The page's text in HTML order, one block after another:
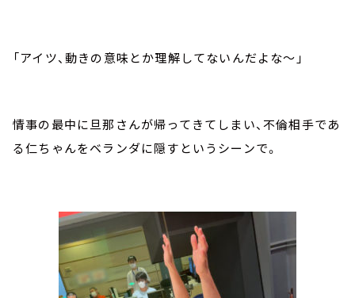
「アイツ、動きの意味とか理解してないんだよな～」
情事の最中に旦那さんが帰ってきてしまい、不倫相手であ
る仁ちゃんをベランダに隠すというシーンで。